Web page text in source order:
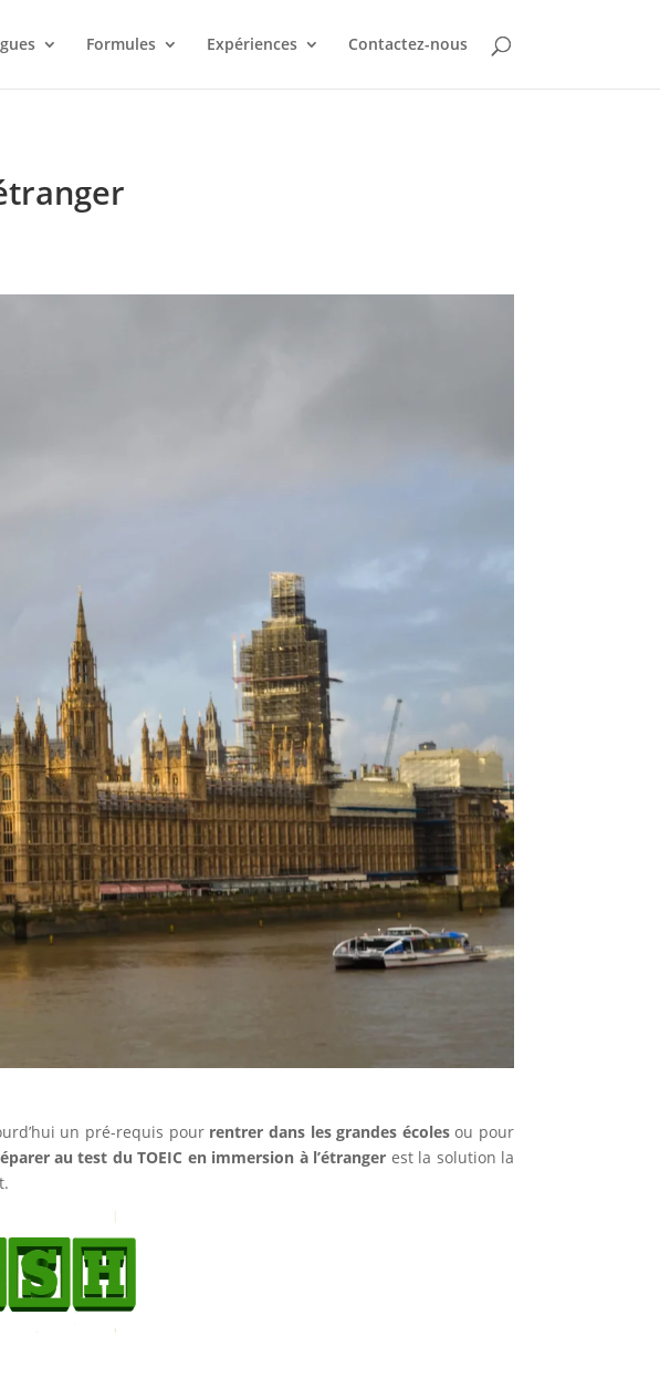
Formules Expériences Contactez-nous
un pré-requis pour rentrer dans les grandes écolesou pour
au test du TOEIC en immersion à l’étranger est la solution la